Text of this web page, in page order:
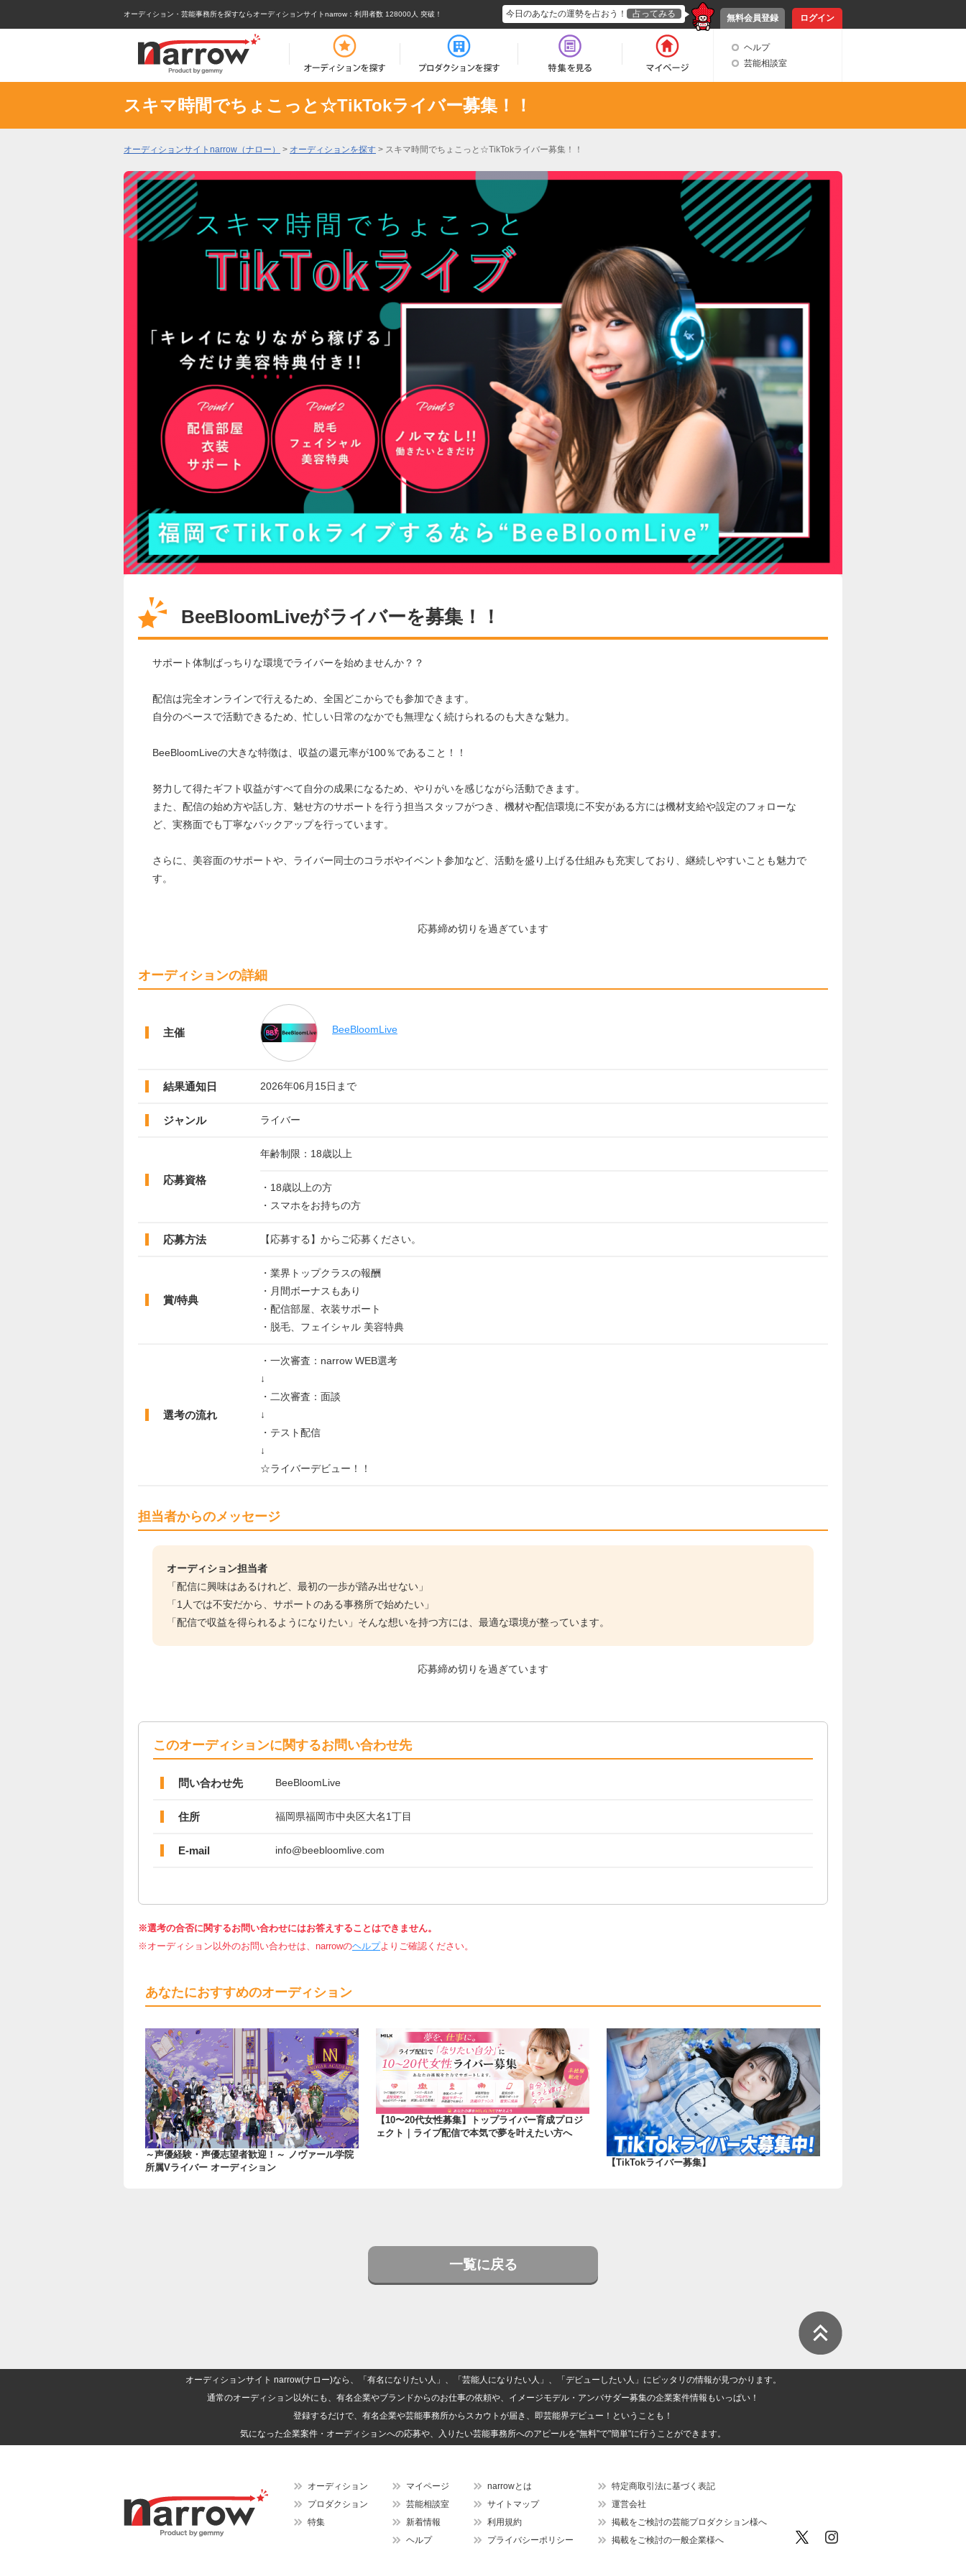
オーディション・芸能事務所を探すならオーディションサイトnarrow ：利用者数 128000人 突破！ 無料会員登録 ログイン
今日のあなたの運勢を占おう！ 占ってみる
ヘルプ
芸能相談室
スキマ時間でちょこっと☆TikTokライバー募集！！
オーディションサイトnarrow（ナロー） > オーディションを探す > スキマ時間でちょこっと☆TikTokライバー募集！！
BeeBloomLiveがライバーを募集！！
サポート体制ばっちりな環境でライバーを始めませんか？？
配信は完全オンラインで行えるため、全国どこからでも参加できます。
自分のペースで活動できるため、忙しい日常のなかでも無理なく続けられるのも大きな魅力。
BeeBloomLiveの大きな特徴は、収益の還元率が100％であること！！
努力して得たギフト収益がすべて自分の成果になるため、やりがいを感じながら活動できます。
また、配信の始め方や話し方、魅せ方のサポートを行う担当スタッフがつき、機材や配信環境に不安がある方には機材支給や設定のフォローな
ど、実務面でも丁寧なバックアップを行っています。
さらに、美容面のサポートや、ライバー同士のコラボやイベント参加など、活動を盛り上げる仕組みも充実しており、継続しやすいことも魅力で
す。
応募締め切りを過ぎています
オーディションの詳細
主催 BeeBloomLive
結果通知日 2026年06月15日まで
ジャンル ライバー
応募資格
年齢制限：18歳以上
・18歳以上の方
・スマホをお持ちの方
応募方法 【応募する】からご応募ください。
賞/特典
・業界トップクラスの報酬
・月間ボーナスもあり
・配信部屋、衣装サポート
・脱毛、フェイシャル 美容特典
選考の流れ
・一次審査：narrow WEB選考
↓
・二次審査：面談
↓
・テスト配信
↓
☆ライバーデビュー！！
担当者からのメッセージ
オーディション担当者
「配信に興味はあるけれど、最初の一歩が踏み出せない」
「1人では不安だから、サポートのある事務所で始めたい」
「配信で収益を得られるようになりたい」そんな想いを持つ方には、最適な環境が整っています。
応募締め切りを過ぎています
このオーディションに関するお問い合わせ先
問い合わせ先 BeeBloomLive
住所 福岡県福岡市中央区大名1丁目
E-mail info@beebloomlive.com
※選考の合否に関するお問い合わせにはお答えすることはできません。
※オーディション以外のお問い合わせは、narrowのヘルプよりご確認ください。
あなたにおすすめのオーディション
～声優経験・声優志望者歓迎！～ ノヴァール学院
所属Vライバー オーディション
【10〜20代女性募集】トップライバー育成プロジ
ェクト｜ライブ配信で本気で夢を叶えたい方へ
【TikTokライバー募集】
一覧に戻る
オーディションサイト narrow(ナロー)なら、「有名になりたい人」、「芸能人になりたい人」、「デビューしたい人」にピッタリの情報が見つかります。
通常のオーディション以外にも、有名企業やブランドからのお仕事の依頼や、イメージモデル・アンバサダー募集の企業案件情報もいっぱい！
登録するだけで、有名企業や芸能事務所からスカウトが届き、即芸能界デビュー！ということも！
気になった企業案件・オーディションへの応募や、入りたい芸能事務所へのアピールを"無料"で"簡単"に行うことができます。
オーディション
プロダクション
特集
マイページ
芸能相談室
新着情報
ヘルプ
narrowとは
サイトマップ
利用規約
プライバシーポリシー
特定商取引法に基づく表記
運営会社
掲載をご検討の芸能プロダクション様へ
掲載をご検討の一般企業様へ